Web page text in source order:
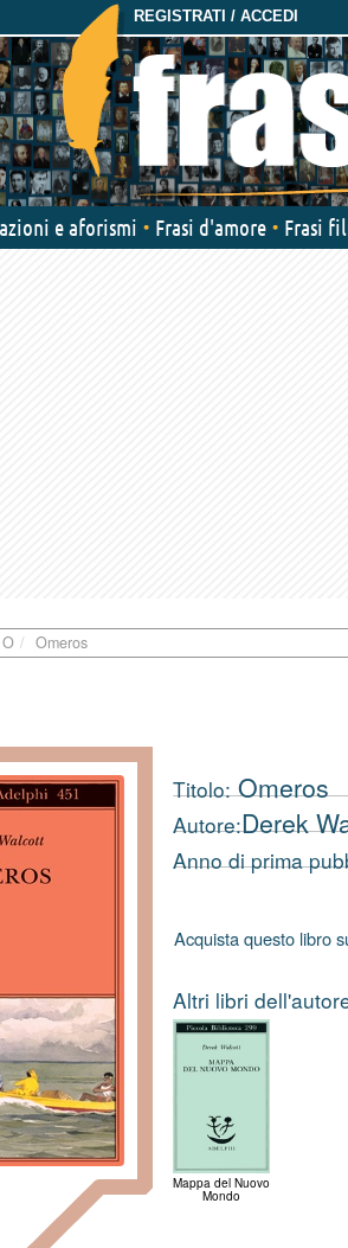
REGISTRATI / ACCEDI
e aforismi Frasi d'amore Frasi
O Omeros
Titolo:Omeros
Autore:Derek
Anno di prima
Acquista questo libro
Altri libri
Mappa del Nuovo
Mondo